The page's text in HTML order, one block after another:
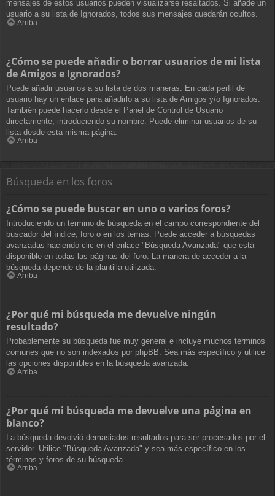
mensajes de estos usuarios pueden visualizarse resaltados. Si añade un
usuario a su lista de Ignorados, todos sus mensajes quedarán ocultos.
Arriba
¿Cómo se puede añadir o borrar usuarios de mi lista
de Amigos e Ignorados?
Puede añadir usuarios a su lista de dos maneras. En cada perfil de
usuario hay un enlace para añadirlo a su lista de Amigos y/o Ignorados.
También puede hacerlo desde el Panel de Control de Usuario
directamente, introduciendo su nombre. Puede eliminar usuarios de su
lista desde esta misma página.
Arriba
Búsqueda en los foros
¿Cómo se puede buscar en uno o varios foros?
Introduciendo un término de búsqueda en el campo correspondiente del
buscador del índice, foro o en los temas. Puede acceder a búsquedas
avanzadas haciendo clic en el enlace "Búsqueda Avanzada" que está
disponible en todas las páginas del foro. La manera de acceder a la
búsqueda depende de la plantilla utilizada.
Arriba
¿Por qué mi búsqueda me devuelve ningún
resultado?
Probablemente su búsqueda fue muy general e incluye muchos términos
comunes que no son indexados por phpBB. Sea más específico y utilice
las opciones disponibles en la búsqueda avanzada.
Arriba
¿Por qué mi búsqueda me devuelve una página en
blanco?
La búsqueda devolvió demasiados resultados para ser procesados por el
servidor. Utilice "Búsqueda Avanzada" y sea más específico en los
términos y foros de su búsqueda.
Arriba